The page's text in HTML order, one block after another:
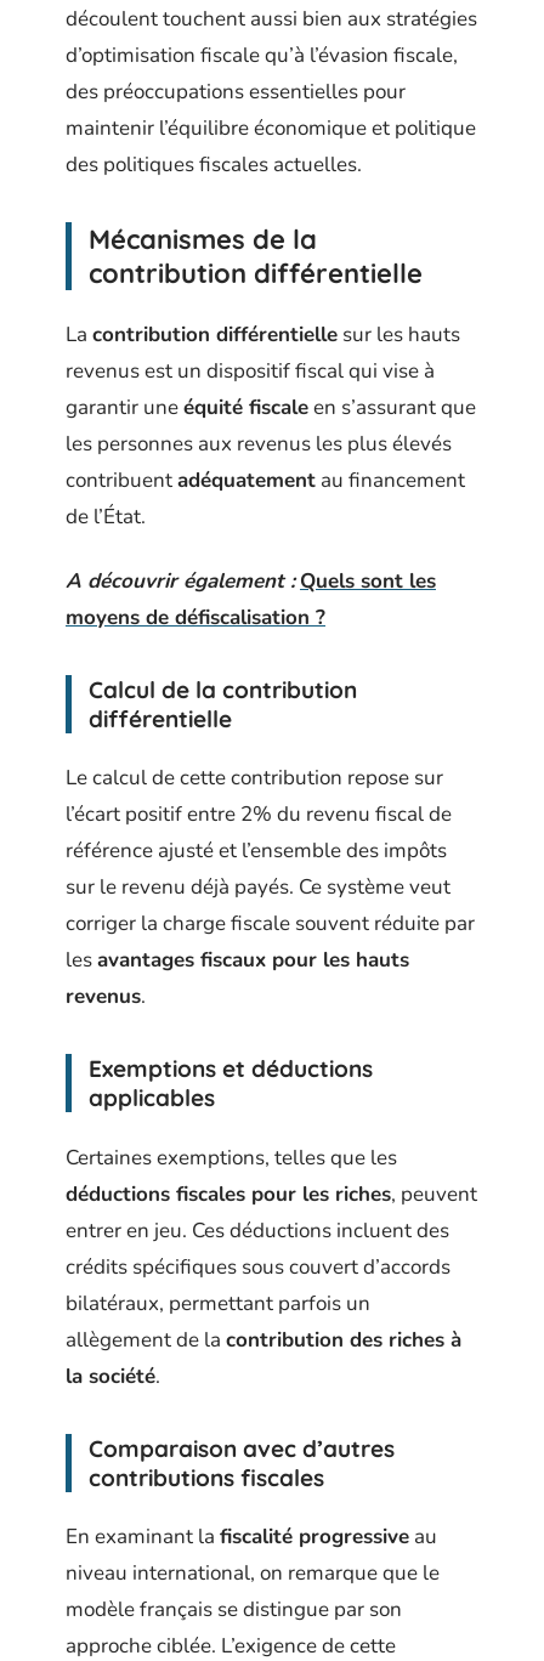
découlent touchent aussi bien aux stratégies
d’optimisation fiscale qu’à l’évasion fiscale,
des préoccupations essentielles pour
maintenir l’équilibre économique et politique
des politiques fiscales actuelles.
Mécanismes de la
contribution différentielle
La contribution différentielle sur les hauts
revenus est un dispositif fiscal qui vise à
garantir uneéquité fiscaleen s’assurant que
les personnes aux revenus les plus élevés
contribuentadéquatement au financement
de l’État.
A découvrir également : Quels sont les
moyens de défiscalisation ?
Calcul de la contribution
différentielle
Le calcul de cette contribution repose sur
l’écart positif entre 2% du revenu fiscal de
référence ajusté et l’ensemble des impôts
sur le revenu déjà payés. Ce système veut
corriger la charge fiscale souvent réduite par
lesavantages fiscaux pour les hauts
revenus.
Exemptions et déductions
applicables
Certaines exemptions, telles que les
déductions fiscales pour les riches, peuvent
entrer en jeu. Ces déductions incluent des
crédits spécifiques sous couvert d’accords
bilatéraux, permettant parfois un
allègement de la contribution des riches à
la société.
Comparaison avec d’autres
contributions fiscales
En examinant la fiscalité progressive au
niveau international, on remarque que le
modèle français se distingue par son
approche ciblée. L’exigence de cette